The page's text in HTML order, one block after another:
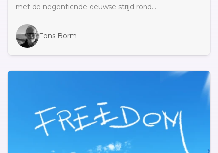
met de negentiende-eeuwse strijd rond...
Fons Borm